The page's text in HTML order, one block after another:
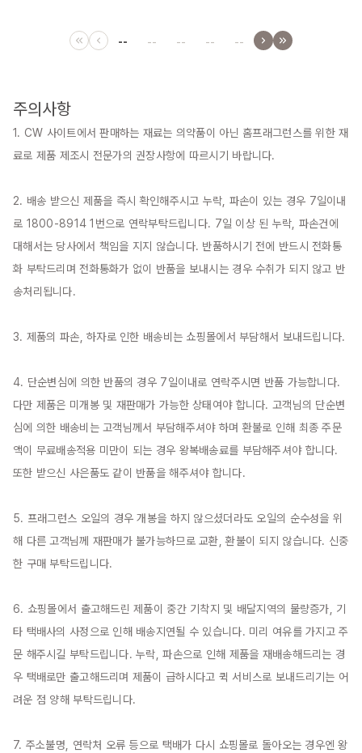
-- -- -- -- --
주의사항
1. CW 사이트에서 판매하는 재료는 의약품이 아닌 홈프래그런스를 위한 재
료로 제품 제조시 전문가의 권장사항에 따르시기 바랍니다.
2. 배송 받으신 제품을 즉시 확인해주시고 누락, 파손이 있는 경우 7일이내
로 1800-8914 1번으로 연락부탁드립니다. 7일 이상 된 누락, 파손건에
대해서는 당사에서 책임을 지지 않습니다. 반품하시기 전에 반드시 전화통
화 부탁드리며 전화통화가 없이 반품을 보내시는 경우 수취가 되지 않고 반
송처리됩니다.
3. 제품의 파손, 하자로 인한 배송비는 쇼핑몰에서 부담해서 보내드립니다.
4. 단순변심에 의한 반품의 경우 7일이내로 연락주시면 반품 가능합니다.
다만 제품은 미개봉 및 재판매가 가능한 상태여야 합니다. 고객님의 단순변
심에 의한 배송비는 고객님께서 부담해주셔야 하며 환불로 인해 최종 주문
액이 무료배송적용 미만이 되는 경우 왕복배송료를 부담해주셔야 합니다.
또한 받으신 사은품도 같이 반품을 해주셔야 합니다.
5. 프래그런스 오일의 경우 개봉을 하지 않으셨더라도 오일의 순수성을 위
해 다른 고객님께 재판매가 불가능하므로 교환, 환불이 되지 않습니다. 신중
한 구매 부탁드립니다.
6. 쇼핑몰에서 출고해드린 제품이 중간 기착지 및 배달지역의 물량증가, 기
타 택배사의 사정으로 인해 배송지연될 수 있습니다. 미리 여유를 가지고 주
문 해주시길 부탁드립니다. 누락, 파손으로 인해 제품을 재배송해드리는 경
우 택배로만 출고해드리며 제품이 급하시다고 퀵 서비스로 보내드리기는 어
려운 점 양해 부탁드립니다.
7. 주소불명, 연락처 오류 등으로 택배가 다시 쇼핑몰로 돌아오는 경우엔 왕